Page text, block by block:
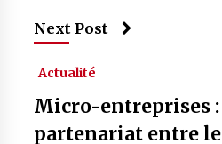
Next Post
Actualité
Micro-entreprises :
partenariat entre